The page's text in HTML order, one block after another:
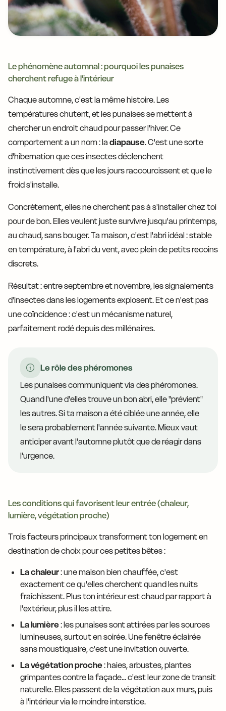
Le phénomène automnal : pourquoi les punaises
cherchent refuge à l'intérieur
Chaque automne, c'est la même histoire. Les
températures chutent, et les punaises se mettent à
chercher un endroit chaud pour passer l'hiver. Ce
comportement a un nom : la diapause. C'est une sorte
d'hibernation que ces insectes déclenchent
instinctivement dès que les jours raccourcissent et que le
froid s'installe.
Concrètement, elles ne cherchent pas à s'installer chez toi
pour de bon. Elles veulent juste survivre jusqu'au printemps,
au chaud, sans bouger. Ta maison, c'est l'abri idéal : stable
en température, à l'abri du vent, avec plein de petits recoins
discrets.
Résultat : entre septembre et novembre, les signalements
d'insectes dans les logements explosent. Et ce n'est pas
une coïncidence : c'est un mécanisme naturel,
parfaitement rodé depuis des millénaires.
Le rôle des phéromones
Les punaises communiquent via des phéromones.
Quand l'une d'elles trouve un bon abri, elle "prévient"
les autres. Si ta maison a été ciblée une année, elle
le sera probablement l'année suivante. Mieux vaut
anticiper avant l'automne plutôt que de réagir dans
l'urgence.
Les conditions qui favorisent leur entrée (chaleur,
lumière, végétation proche)
Trois facteurs principaux transforment ton logement en
destination de choix pour ces petites bêtes :
La chaleur: une maison bien chauffée, c'est
exactement ce qu'elles cherchent quand les nuits
fraîchissent. Plus ton intérieur est chaud par rapport à
l'extérieur, plus il les attire.
La lumière: les punaises sont attirées par les sources
lumineuses, surtout en soirée. Une fenêtre éclairée
sans moustiquaire, c'est une invitation ouverte.
La végétation proche: haies, arbustes, plantes
grimpantes contre la façade... c'est leur zone de transit
naturelle. Elles passent de la végétation aux murs, puis
à l'intérieur via le moindre interstice.